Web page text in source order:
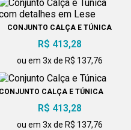
CONJUNTO CALÇA E TÚNICA
COM DETALHES EM LESE
R$ 413,28
ou em 3x de R$ 137,76
CONJUNTO CALÇA E TÚNICA
R$ 413,28
ou em 3x de R$ 137,76